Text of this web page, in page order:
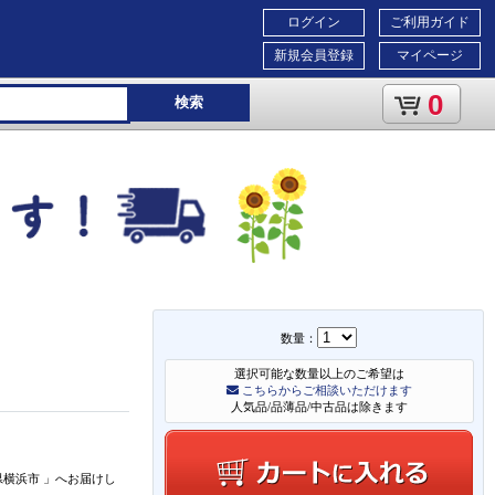
ご利用ガイド
マイページ
ログイン
新規会員登録
検索 0
数量：
選択可能な数量以上のご希望は
こちらからご相談いただけます
人気品/品薄品/中古品は除きます
横浜市 」 へお届けし